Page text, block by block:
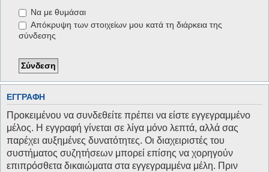
Να με θυμάσαι
Απόκρυψη των στοιχείων μου κατά τη διάρκεια της
σύνδεσης
ΕΓΓΡΑΦΉ
Προκειμένου να συνδεθείτε πρέπει να είστε εγγεγραμμένο
μέλος. Η εγγραφή γίνεται σε λίγα μόνο λεπτά, αλλά σας
παρέχει αυξημένες δυνατότητες. Οι διαχειριστές του
συστήματος συζητήσεων μπορεί επίσης να χορηγούν
επιπρόσθετα δικαιώματα στα εγγεγραμμένα μέλη. Πριν